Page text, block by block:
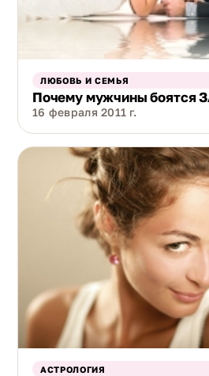
ЛЮБОВЬ И СЕМЬЯ
Почему мужчины боятся
16 февраля 2011 г.
АСТРОЛОГИЯ